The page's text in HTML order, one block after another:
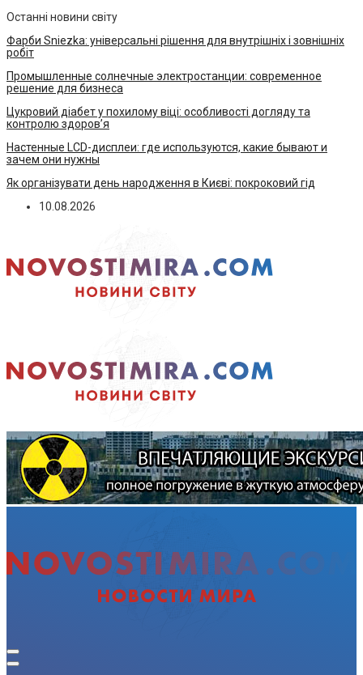
Останні новини світу
Фарби Sniezka: універсальні рішення для внутрішніх і зовнішніх
робіт
Промышленные солнечные электростанции: современное
решение для бизнеса
Цукровий діабет у похилому віці: особливості догляду та
контролю здоров’я
Настенные LCD-дисплеи: где используются, какие бывают и
зачем они нужны
Як організувати день народження в Києві: покроковий гід
10.08.2026